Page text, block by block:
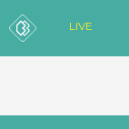
LIVE